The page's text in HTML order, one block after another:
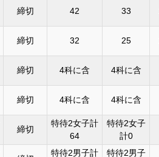
締切 42 33
締切 32 25
締切 4科に含 4科に含
締切 4科に含 4科に含
締切
特待2女子計
64
特待2女子
計0
特待2男子計
特待2男子